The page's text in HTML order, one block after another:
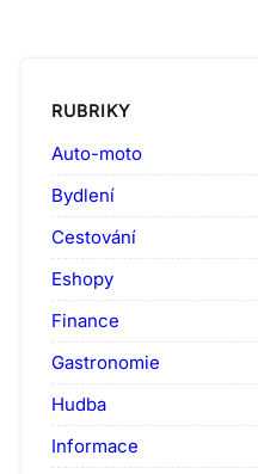
RUBRIKY
Auto-moto
Bydlení
Cestování
Eshopy
Finance
Gastronomie
Hudba
Informace